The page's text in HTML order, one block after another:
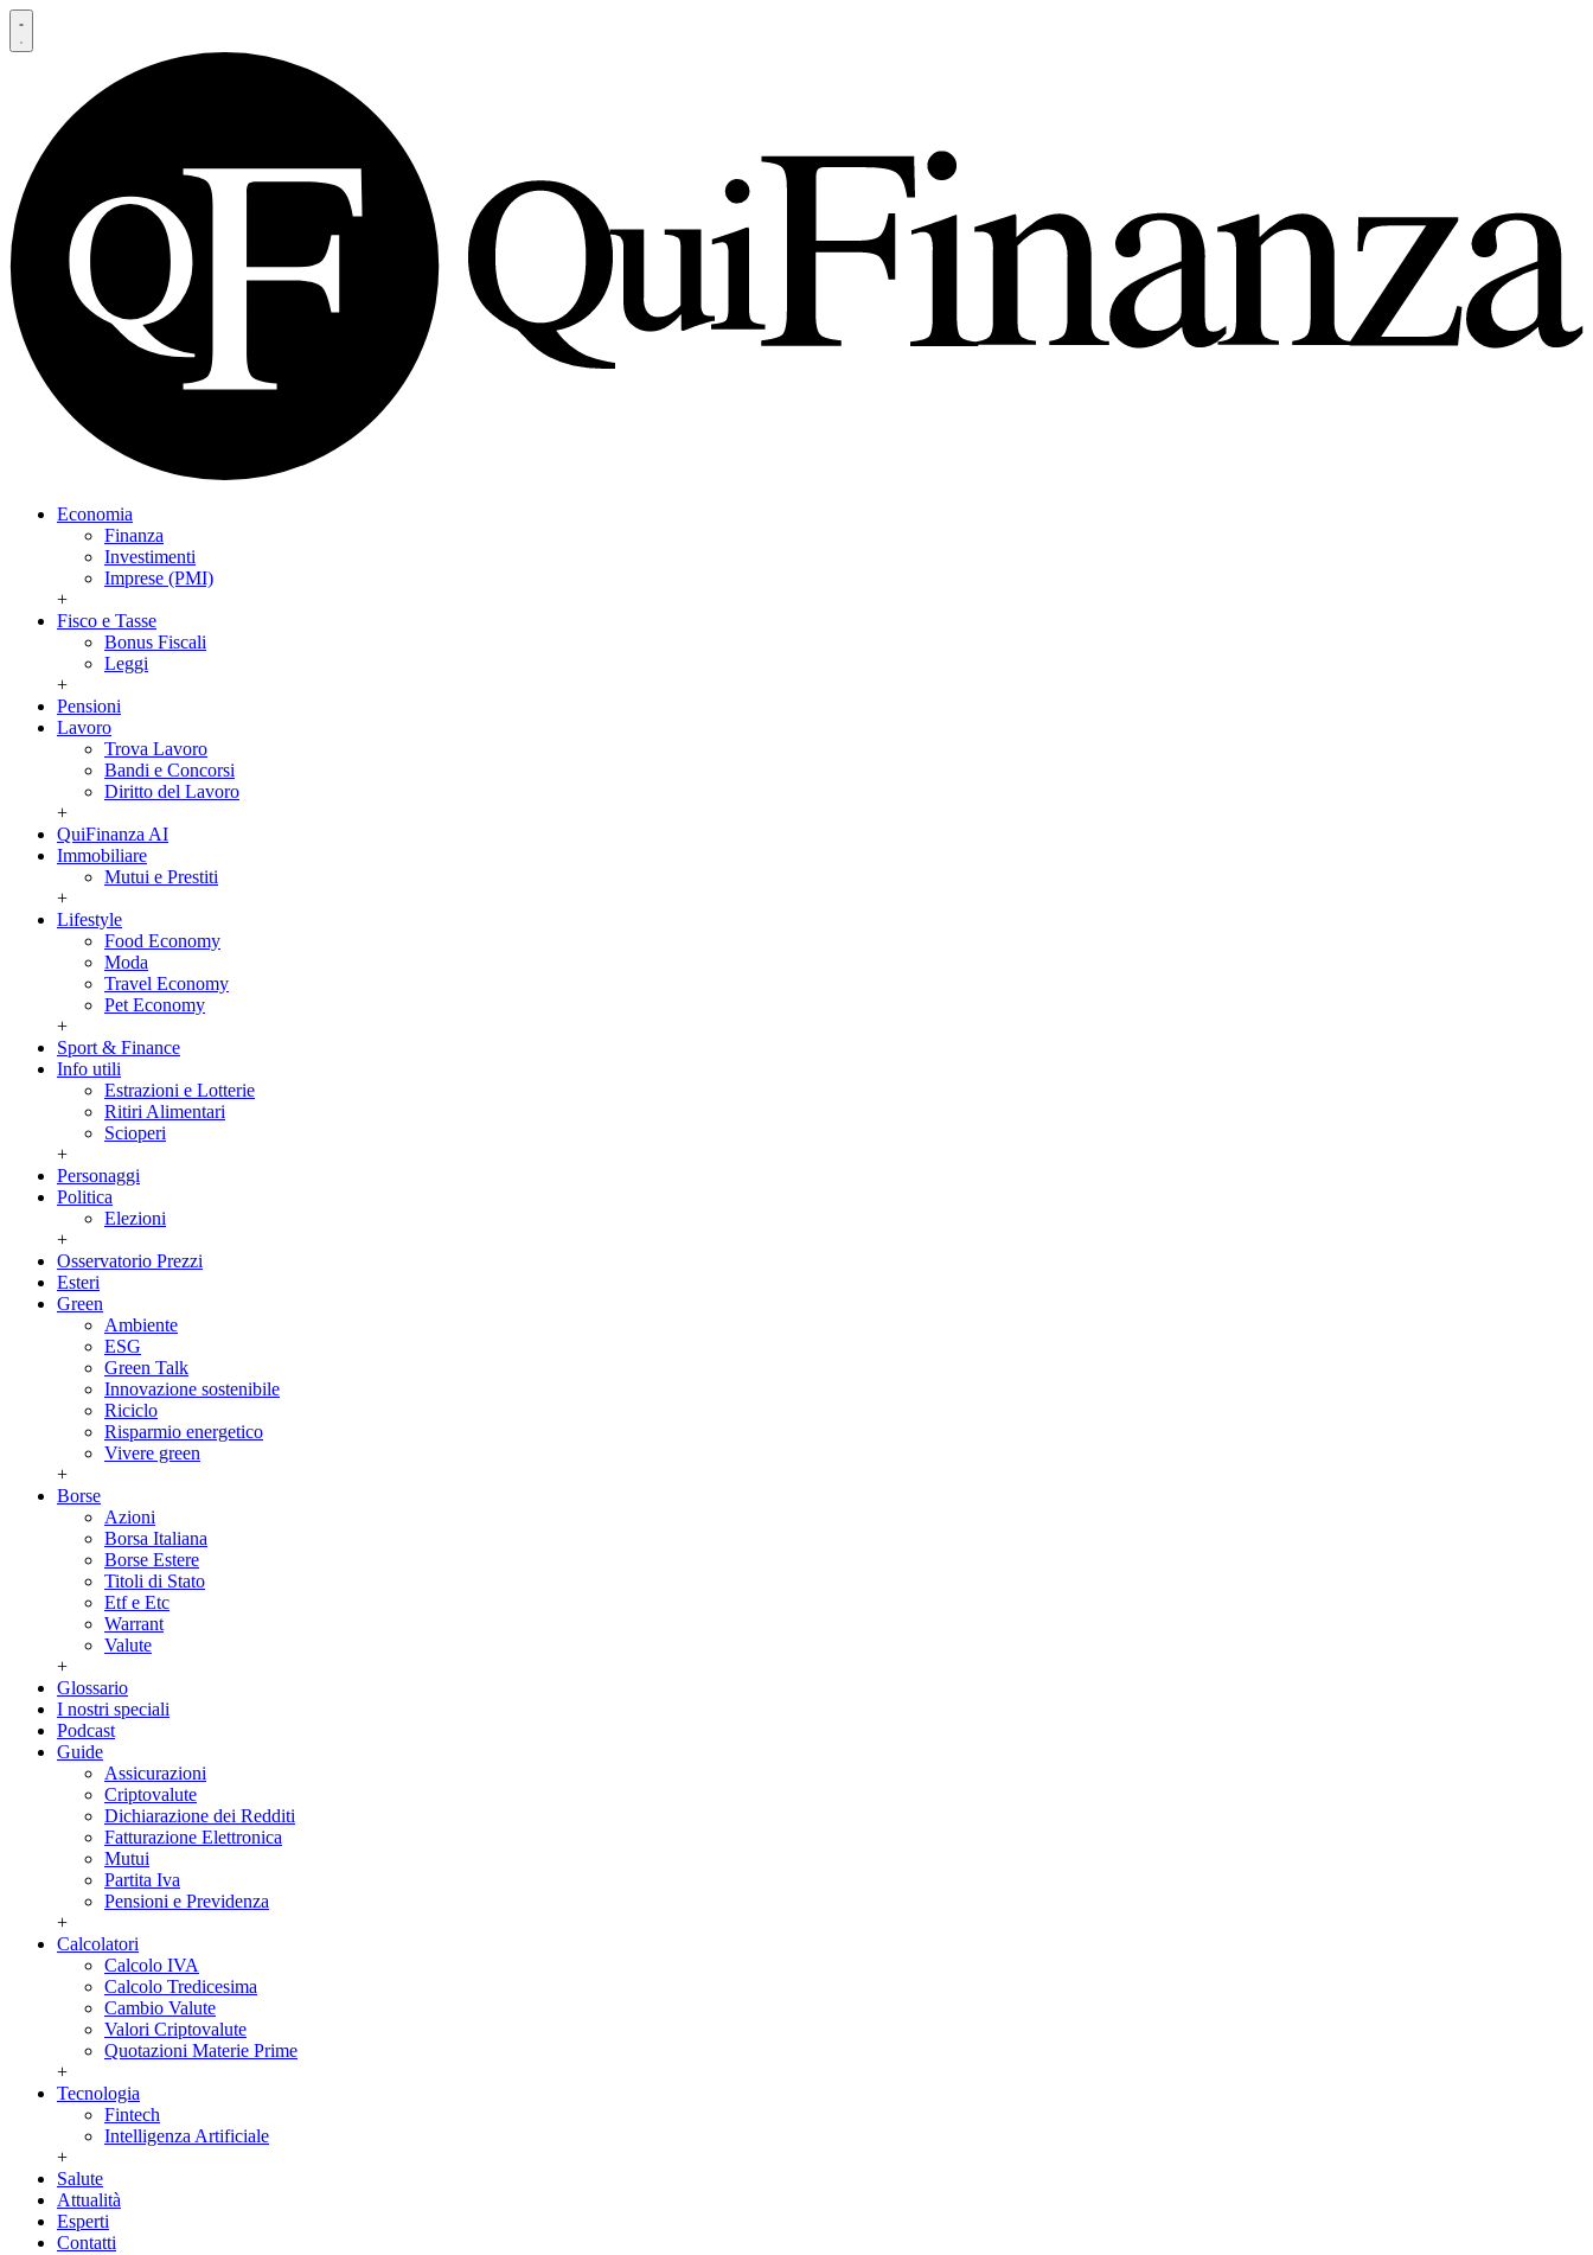
Economia
Finanza
Investimenti
Imprese (PMI)
+
Fisco e Tasse
Bonus Fiscali
Leggi
+
Pensioni
Lavoro
Trova Lavoro
Bandi e Concorsi
Diritto del Lavoro
+
QuiFinanza AI
Immobiliare
Mutui e Prestiti
+
Lifestyle
Food Economy
Moda
Travel Economy
Pet Economy
+
Sport & Finance
Info utili
Estrazioni e Lotterie
Ritiri Alimentari
Scioperi
+
Personaggi
Politica
Elezioni
+
Osservatorio Prezzi
Esteri
Green
Ambiente
ESG
Green Talk
Innovazione sostenibile
Riciclo
Risparmio energetico
Vivere green
+
Borse
Azioni
Borsa Italiana
Borse Estere
Titoli di Stato
Etf e Etc
Warrant
Valute
+
Glossario
I nostri speciali
Podcast
Guide
Assicurazioni
Criptovalute
Dichiarazione dei Redditi
Fatturazione Elettronica
Mutui
Partita Iva
Pensioni e Previdenza
+
Calcolatori
Calcolo IVA
Calcolo Tredicesima
Cambio Valute
Valori Criptovalute
Quotazioni Materie Prime
+
Tecnologia
Fintech
Intelligenza Artificiale
+
Salute
Attualità
Esperti
Contatti